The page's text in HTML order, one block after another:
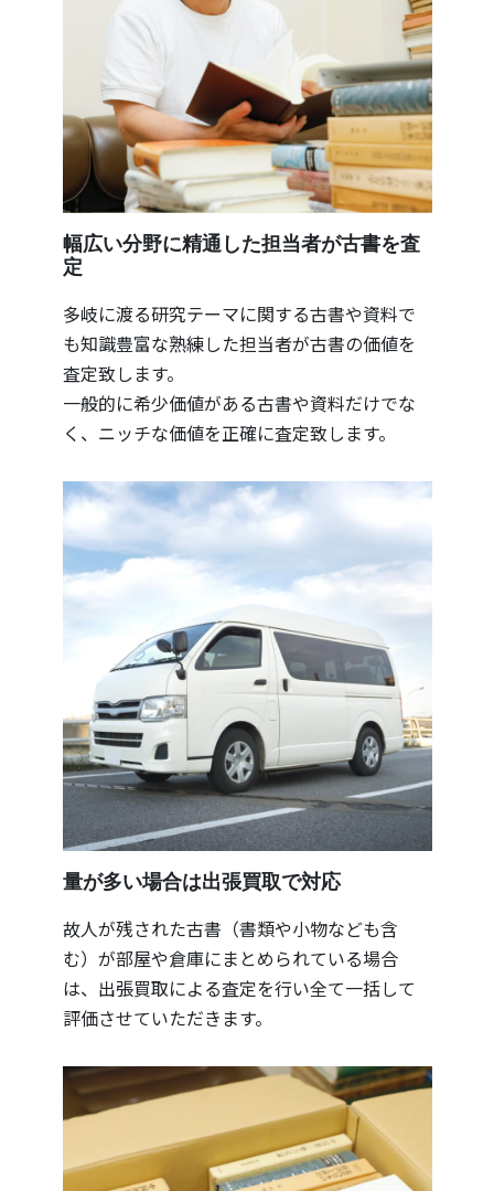
幅広い分野に精通した担当者が古書を査
定
多岐に渡る研究テーマに関する古書や資料で
も知識豊富な熟練した担当者が古書の価値を
査定致します。
一般的に希少価値がある古書や資料だけでな
く、ニッチな価値を正確に査定致します。
量が多い場合は出張買取で対応
故人が残された古書（書類や小物なども含
む）が部屋や倉庫にまとめられている場合
は、出張買取による査定を行い全て一括して
評価させていただきます。